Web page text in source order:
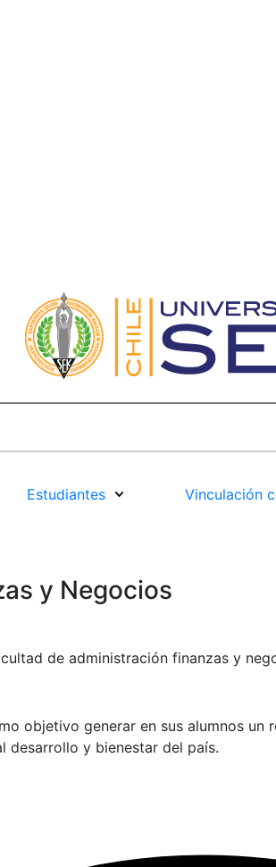
Estudiantes Vinculación
y Negocios
objetivo generar en sus alumnos
desarrollo y bienestar del país.